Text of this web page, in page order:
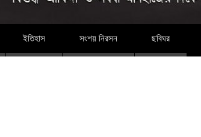
ইতিহাস সংশয় নিরসন ছবিঘর